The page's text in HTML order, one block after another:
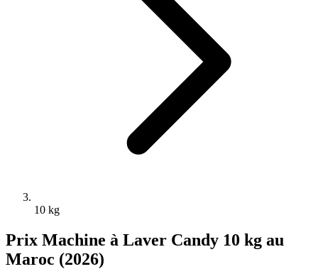
10 kg
Prix Machine à Laver Candy 10 kg au
Maroc (2026)